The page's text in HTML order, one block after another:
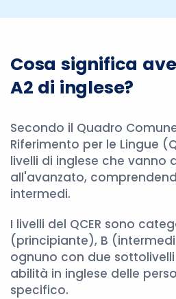
Cosa significa
A2 di inglese?
Secondo il Quadro
Riferimento per le Lingue
livelli di inglese che vanno
all'avanzato,
intermedi.
I livelli del QCER sono
(principiante), B
ognuno con due
abilità in inglese delle
specifico.